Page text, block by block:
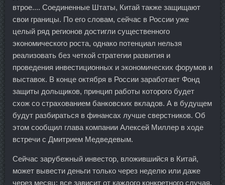
втрое.... Соединенные Штаты, Китай также защищают
свои границы. По его словам, сейчас в России уже
целый ряд регионов достигли существенного
экономического роста, однако потенциал нельзя
реализовать без четкой стратегии развития и
проведения инвестиционных и экономических форумов и
выставок. В конце октября в России заработает Фонд
защиты дольщиков, принцип работы которого будет
схож со страхованием банковских вкладов. А в будущем
будут разбираться в финансах лучше сверстников. Об
этом сообщил глава компании Алексей Миллер в ходе
встречи с Дмитрием Медведевым.
Сейчас зарубежный инвестор, вложившийся в Китай,
может вывести деньги только через неделю или даже
через месяц: все зависит от каждого конкретного случая.